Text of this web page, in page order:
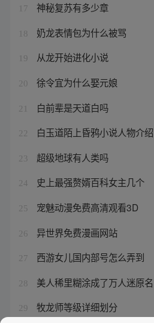
17 神秘复苏有多少章
18 奶龙表情包为什么被骂
19 从龙开始进化小说
20 徐令宜为什么娶元娘
21 白前辈是天道白吗
22 白玉道陌上昏鸦小说人物介绍
23 超级地球有人类吗
24 史上最强赘婿百科女主几个
25 宠魅动漫免费高清观看3D
26 异世界免费漫画网站
27 西游女儿国内部号怎么弄到
28 美人稀里糊涂成了万人迷原名
29 牧龙师等级详细划分